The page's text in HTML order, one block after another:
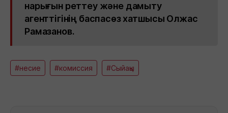
нарығын реттеу және дамыту
агенттігінің баспасөз хатшысы Олжас
Рамазанов.
#несие #комиссия #Сыйақы